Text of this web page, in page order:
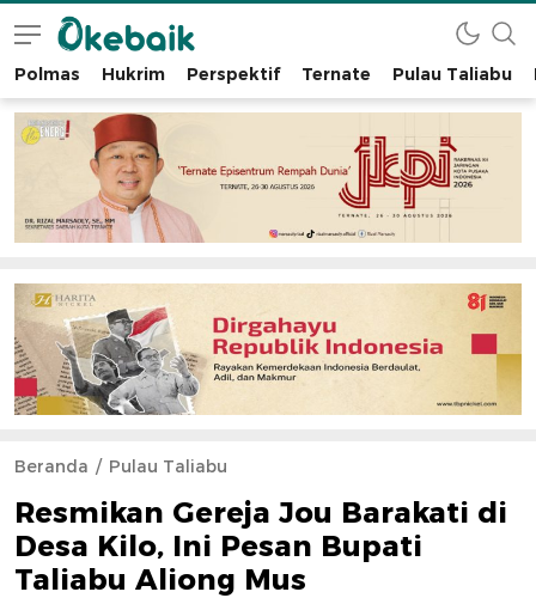
Okebaik.id
Baiknya Dibaca
Polmas Hukrim Perspektif Ternate Pulau Taliabu
Beranda Pulau Taliabu
Resmikan Gereja Jou Barakati di
Desa Kilo, Ini Pesan Bupati
Taliabu Aliong Mus